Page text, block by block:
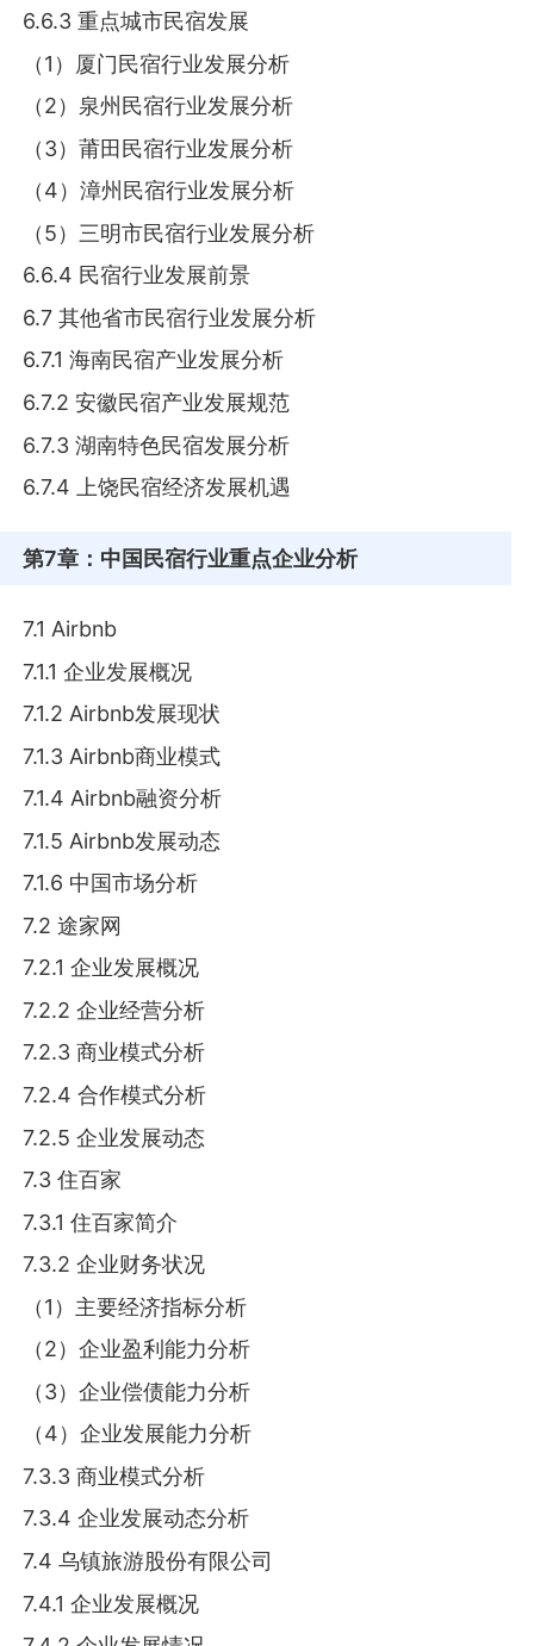
6.6.3 重点城市民宿发展
（1）厦门民宿行业发展分析
（2）泉州民宿行业发展分析
（3）莆田民宿行业发展分析
（4）漳州民宿行业发展分析
（5）三明市民宿行业发展分析
6.6.4 民宿行业发展前景
6.7 其他省市民宿行业发展分析
6.7.1 海南民宿产业发展分析
6.7.2 安徽民宿产业发展规范
6.7.3 湖南特色民宿发展分析
6.7.4 上饶民宿经济发展机遇
第7章 ：中国民宿行业重点企业分析
7.1 Airbnb
7.1.1 企业发展概况
7.1.2 Airbnb发展现状
7.1.3 Airbnb商业模式
7.1.4 Airbnb融资分析
7.1.5 Airbnb发展动态
7.1.6 中国市场分析
7.2 途家网
7.2.1 企业发展概况
7.2.2 企业经营分析
7.2.3 商业模式分析
7.2.4 合作模式分析
7.2.5 企业发展动态
7.3 住百家
7.3.1 住百家简介
7.3.2 企业财务状况
（1）主要经济指标分析
（2）企业盈利能力分析
（3）企业偿债能力分析
（4）企业发展能力分析
7.3.3 商业模式分析
7.3.4 企业发展动态分析
7.4 乌镇旅游股份有限公司
7.4.1 企业发展概况